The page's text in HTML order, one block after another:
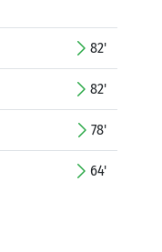
82'
82'
78'
64'